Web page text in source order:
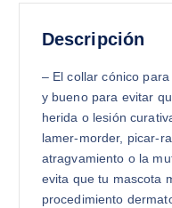
Descripción
– El collar cónico
y bueno para evitar
herida o lesión
lamer-morder, picar-
atragvamiento o la
evita que tu mascota
procedimiento